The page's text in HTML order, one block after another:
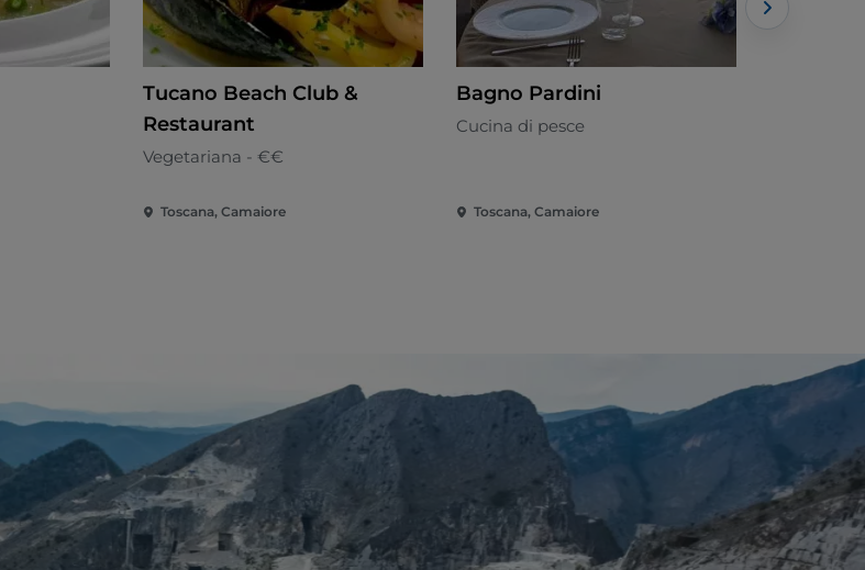
Tucano Beach Club &
Restaurant
Vegetariana - €€
Toscana, Camaiore
Bagno Pardini
Cucina di pesce
Toscana, Camaiore